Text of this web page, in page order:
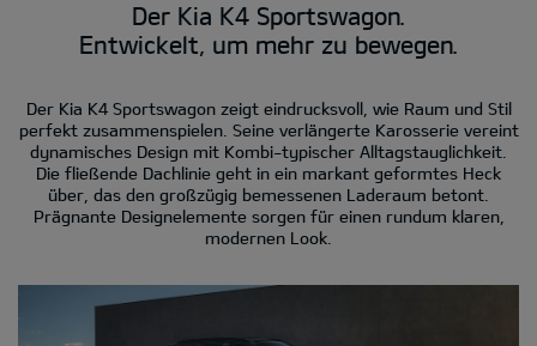
Der Kia K4 Sportswagon.
Entwickelt, um mehr zu bewegen.
Der Kia K4 Sportswagon zeigt eindrucksvoll, wie Raum und Stil
perfekt zusammenspielen. Seine verlängerte Karosserie vereint
dynamisches Design mit Kombi-typischer Alltagstauglichkeit.
Die fließende Dachlinie geht in ein markant geformtes Heck
über, das den großzügig bemessenen Laderaum betont.
Prägnante Designelemente sorgen für einen rundum klaren,
modernen Look.